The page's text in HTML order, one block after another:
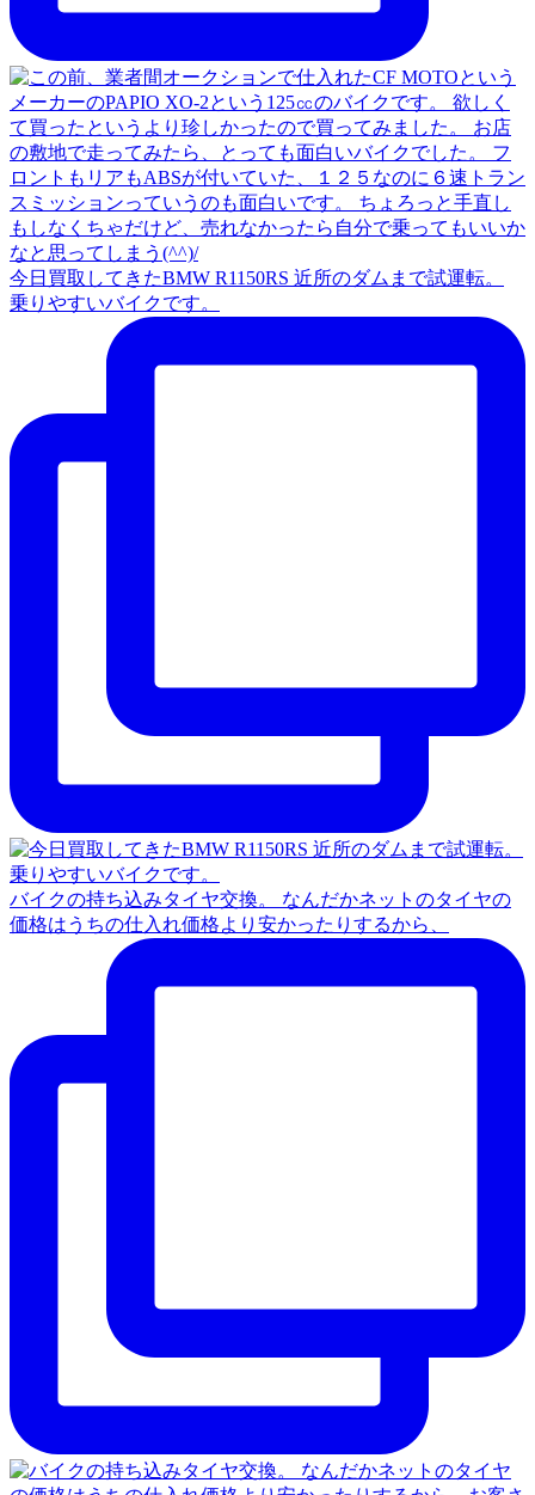
今日買取してきたBMW R1150RS 近所のダムまで試運転。
乗りやすいバイクです。
バイクの持ち込みタイヤ交換。 なんだかネットのタイヤの
価格はうちの仕入れ価格より安かったりするから、